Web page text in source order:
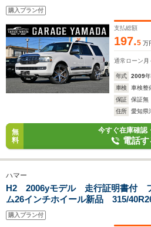
革シート エアシート&シートヒー
バンナクローム24インチAW 電動
プダウン
購入プラン付
支払総額
197.5 万
通常ローン 月
年式 2009年
車検
車検整
保証
保証無
住所
愛知県
無
料
今すぐ在庫確認
電話す
ハマー
H2 2006yモデル 走行証明書付
ム26インチホイール新品 315/
ナビ バックカメラ ETC キーレ
ヒーター
購入プラン付